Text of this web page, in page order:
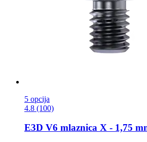
5 opcija
4.8 (100)
E3D V6 mlaznica X -​ 1,75